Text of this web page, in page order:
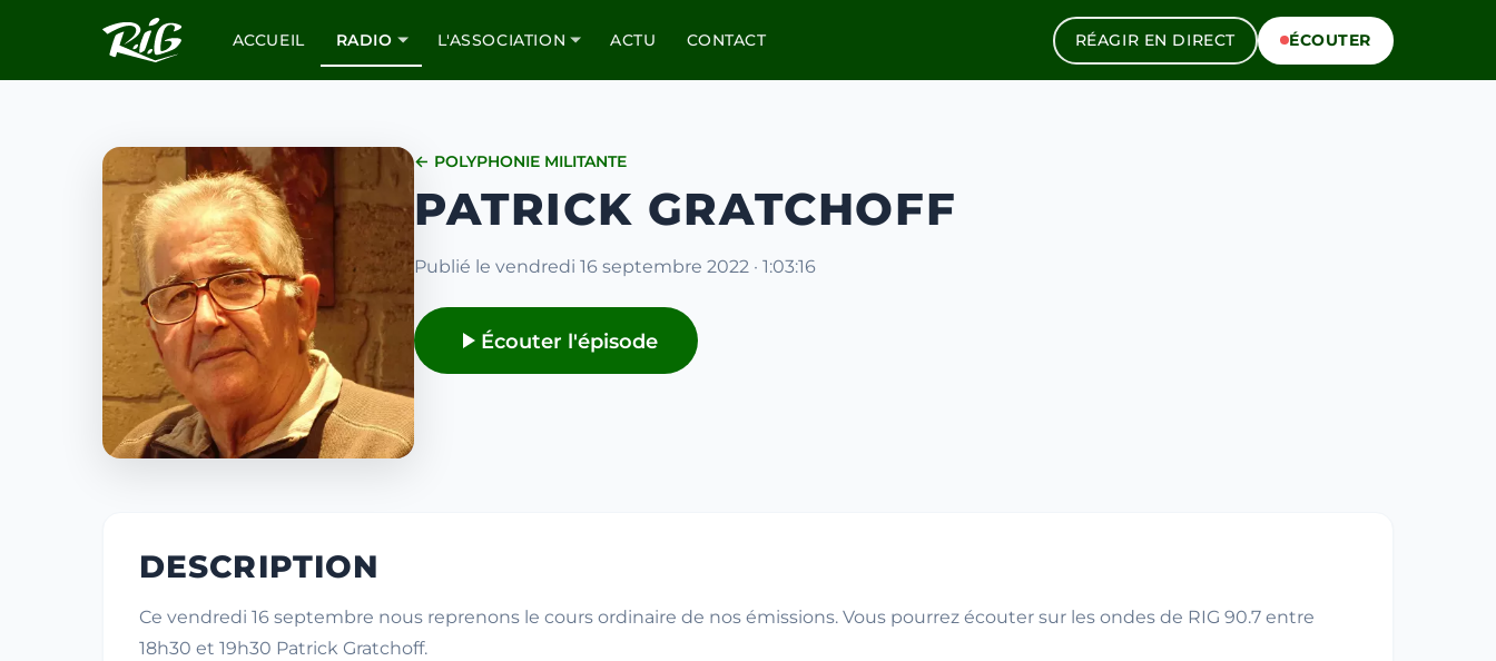
ACCUEIL RADIO L'ASSOCIATION ACTU CONTACT RÉAGIR EN DIRECT ÉCOUTER
← POLYPHONIE MILITANTE
PATRICK GRATCHOFF
Publié le vendredi 16 septembre 2022 · 1:03:16
Écouter l'épisode
DESCRIPTION
Ce vendredi 16 septembre nous reprenons le cours ordinaire de nos émissions. Vous pourrez écouter sur les ondes de RIG 90.7 entre
18h30 et 19h30 Patrick Gratchoff.